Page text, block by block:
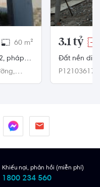
60 m²
pháp lý
3.1 tỷ -
Đất nền
hướng Bắc.
P12103617
Khiếu nại, phản hồi (miễn phí)
1800 234 560